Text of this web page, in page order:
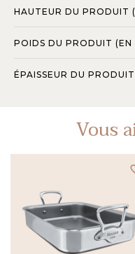
HAUTEUR DU PRODUIT
POIDS DU PRODUIT (EN
ÉPAISSEUR DU
Vous